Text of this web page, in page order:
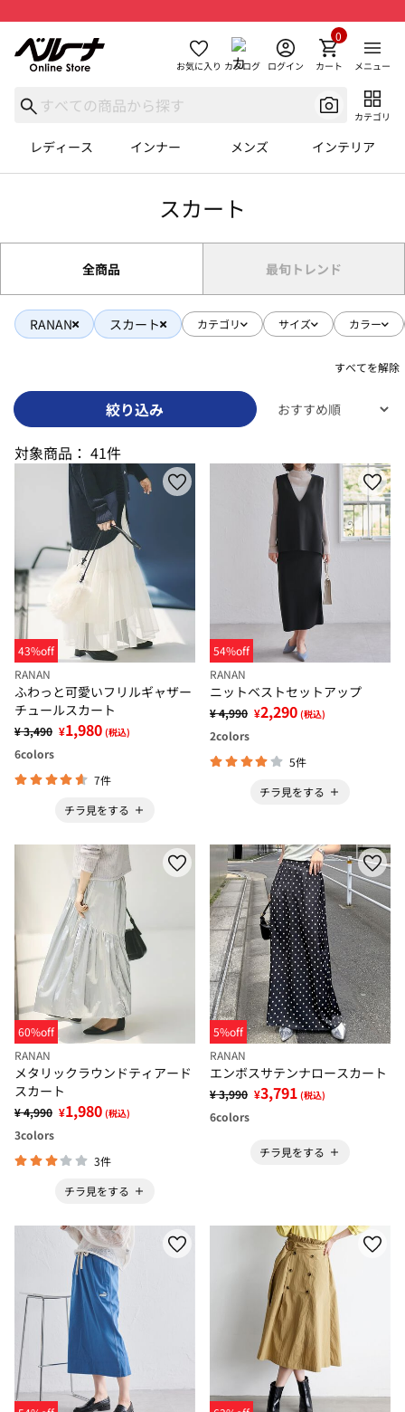
お気に入り カタログ ログイン カート
0
メニュー
カテゴリ
レディース インナー メンズ インテリア
スカート
全商品 最旬トレンド
RANAN スカート カテゴリ サイズ カラー
すべてを解除
絞り込み
対象商品： 41件
43%off
RANAN
ふわっと可愛いフリルギャザー
チュールスカート
¥ 3,490 ¥1,980 (税込)
6colors
7件
チラ見をする
54%off
RANAN
ニットベストセットアップ
¥ 4,990 ¥2,290 (税込)
2colors
5件
チラ見をする
60%off
RANAN
メタリックラウンドティアード
スカート
¥ 4,990 ¥1,980 (税込)
3colors
3件
チラ見をする
5%off
RANAN
エンボスサテンナロースカート
¥ 3,990 ¥3,791 (税込)
6colors
チラ見をする